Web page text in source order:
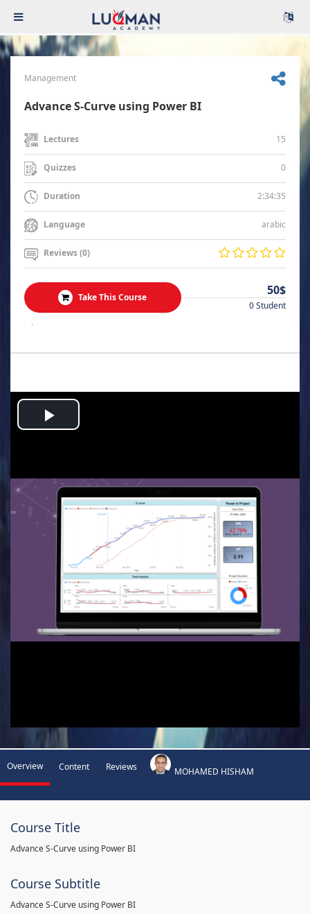
Management
Advance S-Curve using Power BI
Lectures 15
Quizzes 0
Duration 2:34:35
Language arabic
Reviews (0)
Take This Course 50$
0 Student
.
Play
Overview Content Reviews MOHAMED HISHAM
Course Title
Advance S-Curve using Power BI
Course Subtitle
Advance S-Curve using Power BI